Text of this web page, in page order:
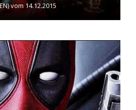
vom 14.12.2015